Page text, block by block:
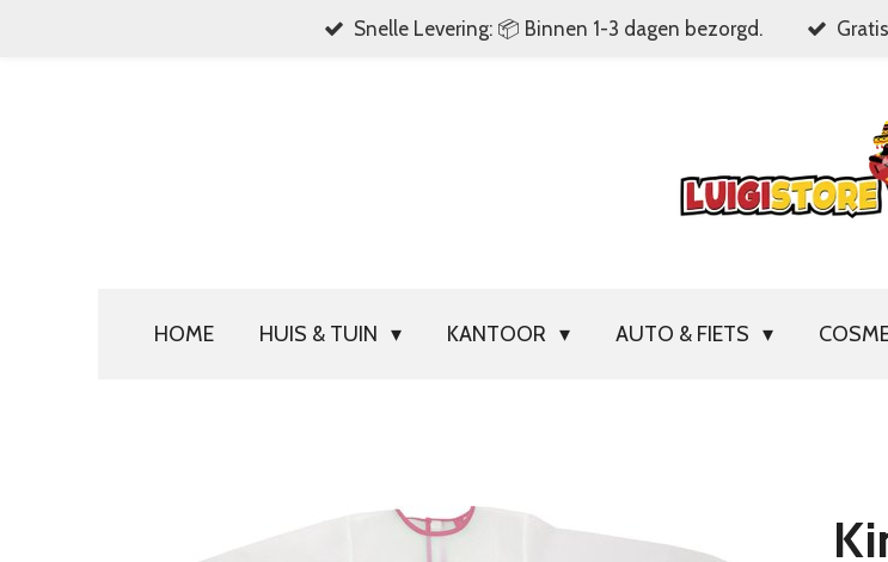
Snelle Levering: 📦 Binnen 1-3 dagen bezorgd.
HOME HUIS & TUIN KANTOOR AUTO & FIETS